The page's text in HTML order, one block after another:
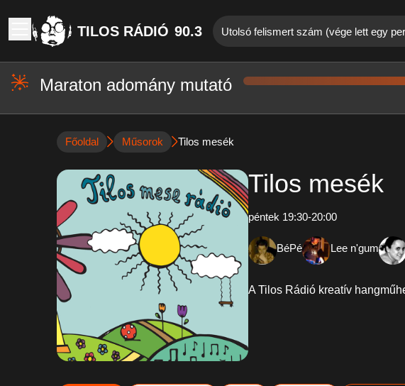
TILOS RÁDIÓ 90.3 Utolsó felismert szám (vége lett egy
Maraton adomány mutató
Főoldal Műsorok Tilos mesék
Tilos mesék
péntek 19:30-20:00
BéPé Lee n'gum
A Tilos Rádió kreatív